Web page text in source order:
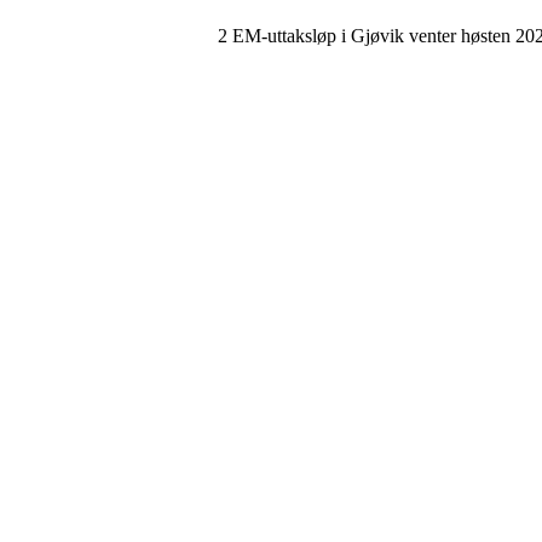
2 EM-uttaksløp i Gjøvik venter høsten